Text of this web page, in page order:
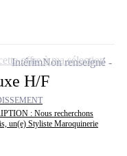
H/F
: Nous recherchons
un(e) Styliste Maroquinerie
IntérimNon renseigné
offre à ma sélection